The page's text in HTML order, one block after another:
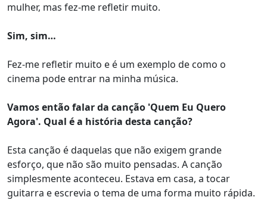
mulher, mas fez-me refletir muito.
Sim, sim…
Fez-me refletir muito e é um exemplo de como o
cinema pode entrar na minha música.
Vamos então falar da canção 'Quem Eu Quero
Agora'. Qual é a história desta canção?
Esta canção é daquelas que não exigem grande
esforço, que não são muito pensadas. A canção
simplesmente aconteceu. Estava em casa, a tocar
guitarra e escrevia o tema de uma forma muito rápida.